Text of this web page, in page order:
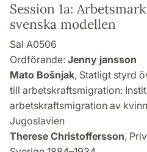
Session 1a:
svenska modellen
Sal A0506
Ordförande: Jenny jansson
Mato Bošnjak, Statligt styrd
till arbetskraftsmigration:
arbetskraftsmigration av
Jugoslavien
Therese Christoffersson,